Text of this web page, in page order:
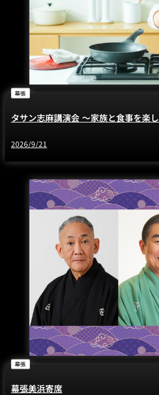
幕張
タサン志麻講演会 ～家族と食事を楽
2026/9/21
幕張
幕張美浜寄席